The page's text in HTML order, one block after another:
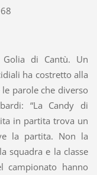
di Cantù. Un
ha costretto alla
parole che diverso
“La Candy di
in partita trova un
la partita. Non la
squadra e la classe
campionato hanno